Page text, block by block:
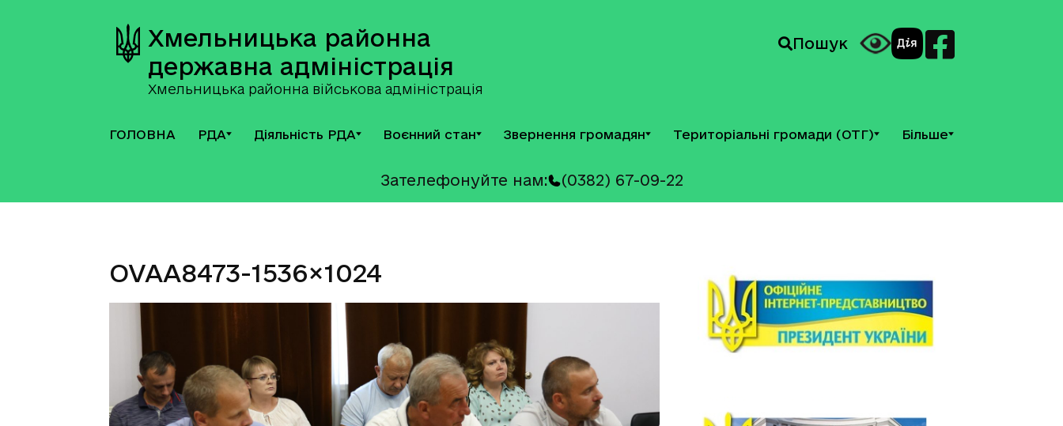
Хмельницька районна
державна адміністрація
Хмельницька районна військова адміністрація
Пошук
ГОЛОВНА РДА Діяльність РДА Воєнний стан Звернення громадян Територіальні громади (ОТГ) Більше
Зателефонуйте нам: (0382) 67-09-22
OVAA8473-1536×1024